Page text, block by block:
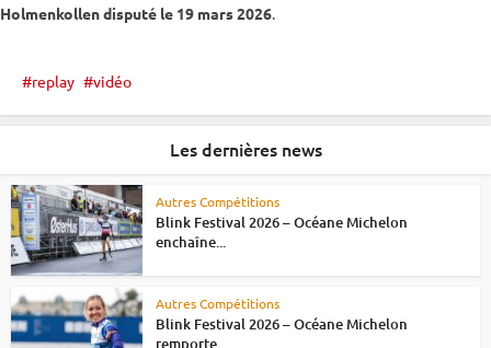
Holmenkollen disputé le 19 mars 2026.
replay vidéo
Les dernières news
Autres Compétitions
Blink Festival 2026 – Océane Michelon
enchaîne...
Autres Compétitions
Blink Festival 2026 – Océane Michelon
remporte...